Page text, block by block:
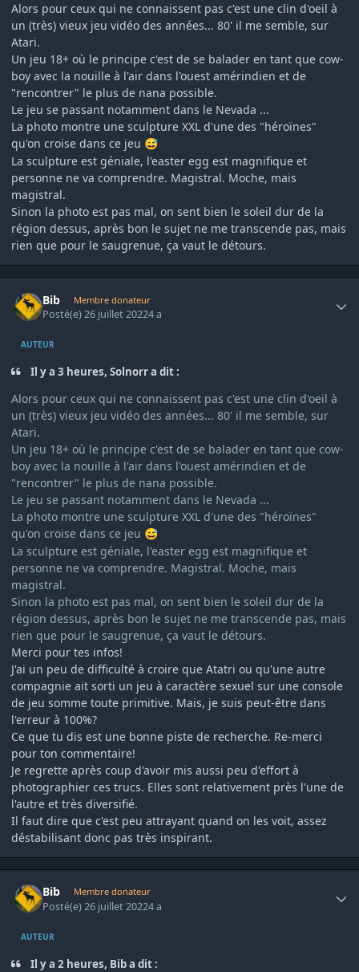
Alors pour ceux qui ne connaissent pas c'est une clin d'oeil à
un (très) vieux jeu vidéo des années... 80' il me semble, sur
Atari.
Un jeu 18+ où le principe c'est de se balader en tant que cow-
boy avec la nouille à l'air dans l'ouest amérindien et de
"rencontrer" le plus de nana possible.
Le jeu se passant notamment dans le Nevada ...
La photo montre une sculpture XXL d'une des "héroïnes"
qu'on croise dans ce jeu 😅
La sculpture est géniale, l'easter egg est magnifique et
personne ne va comprendre. Magistral. Moche, mais
magistral.
Sinon la photo est pas mal, on sent bien le soleil dur de la
région dessus, après bon le sujet ne me transcende pas, mais
rien que pour le saugrenue, ça vaut le détours.
Bib Membre donateur
Posté(e)26 juillet 20224 a
AUTEUR
Il y a 3 heures, Solnorr a dit :
Alors pour ceux qui ne connaissent pas c'est une clin d'oeil à
un (très) vieux jeu vidéo des années... 80' il me semble, sur
Atari.
Un jeu 18+ où le principe c'est de se balader en tant que cow-
boy avec la nouille à l'air dans l'ouest amérindien et de
"rencontrer" le plus de nana possible.
Le jeu se passant notamment dans le Nevada ...
La photo montre une sculpture XXL d'une des "héroïnes"
qu'on croise dans ce jeu 😅
La sculpture est géniale, l'easter egg est magnifique et
personne ne va comprendre. Magistral. Moche, mais
magistral.
Sinon la photo est pas mal, on sent bien le soleil dur de la
région dessus, après bon le sujet ne me transcende pas, mais
rien que pour le saugrenue, ça vaut le détours.
Merci pour tes infos!
J'ai un peu de difficulté à croire que Atatri ou qu'une autre
compagnie ait sorti un jeu à caractère sexuel sur une console
de jeu somme toute primitive. Mais, je suis peut-être dans
l'erreur à 100%?
Ce que tu dis est une bonne piste de recherche. Re-merci
pour ton commentaire!
Je regrette après coup d'avoir mis aussi peu d'effort à
photographier ces trucs. Elles sont relativement près l'une de
l'autre et très diversifié.
Il faut dire que c'est peu attrayant quand on les voit, assez
déstabilisant donc pas très inspirant.
Bib Membre donateur
Posté(e)26 juillet 20224 a
AUTEUR
Il y a 2 heures, Bib a dit :